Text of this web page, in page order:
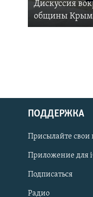
Українською
Qırımtatar
ПРИСОЕДИНЯЙТЕСЬ!
Дискуссия
общины
ПОДДЕРЖКА
Присылайте свои
Приложение для
Подписаться
Радио